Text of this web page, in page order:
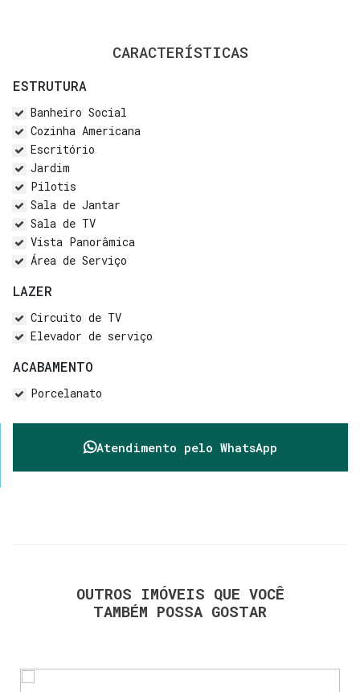
CARACTERÍSTICAS
ESTRUTURA
Banheiro Social
Cozinha Americana
Escritório
Jardim
Pilotis
Sala de Jantar
Sala de TV
Vista Panorâmica
Área de Serviço
LAZER
Circuito de TV
Elevador de serviço
ACABAMENTO
Porcelanato
Atendimento pelo WhatsApp
OUTROS IMÓVEIS QUE VOCÊ
TAMBÉM POSSA GOSTAR